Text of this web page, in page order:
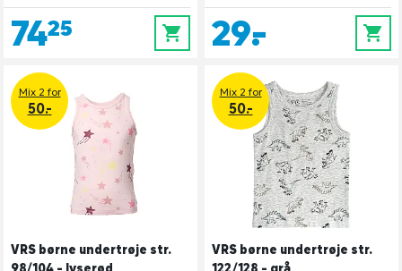
74,25 0 29,- 0
Mix 2 for
50.-
VRS børne undertrøje str.
Mix 2 for
50.-
VRS børne undertrøje str.